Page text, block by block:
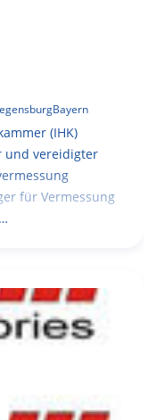
Bayern
(IHK)
und vereidigter
für Vermessung